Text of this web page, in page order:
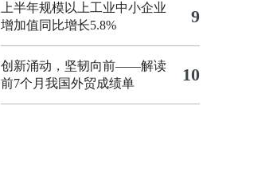
上半年规模以上工业中小企业
增加值同比增长5.8%
9
创新涌动，坚韧向前——解读
前7个月我国外贸成绩单
10